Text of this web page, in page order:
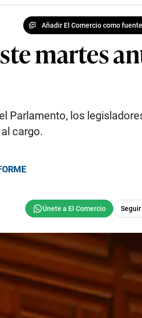
Añadir El Comercio como
martes
Parlamento, los
cargo.
Seguir